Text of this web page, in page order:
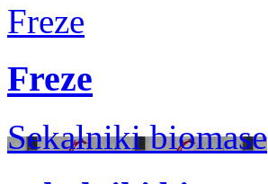
Freze
Freze
Sekalniki biomase